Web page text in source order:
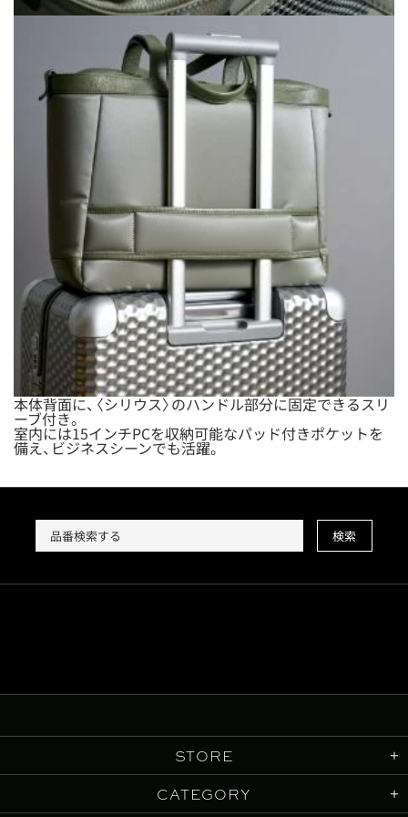
本体背面に、〈シリウス〉のハンドル部分に固定できるスリ
ーブ付き。
室内には15インチPCを収納可能なパッド付きポケットを
備え、ビジネスシーンでも活躍。
検索
STORE
CATEGORY